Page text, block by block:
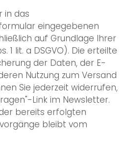
in das
eingegebenen
auf Grundlage Ihrer
1 lit. a DSGVO). Die erteilte
der Daten, der E-
Nutzung zum Versand
Sie jederzeit widerrufen,
Link im Newsletter.
bereits erfolgten
bleibt vom